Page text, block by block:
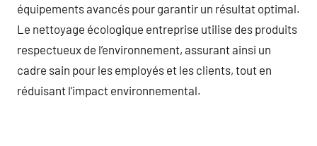
équipements avancés pour garantir un résultat optimal.
Le nettoyage écologique entreprise utilise des produits
respectueux de l’environnement, assurant ainsi un
cadre sain pour les employés et les clients, tout en
réduisant l’impact environnemental.